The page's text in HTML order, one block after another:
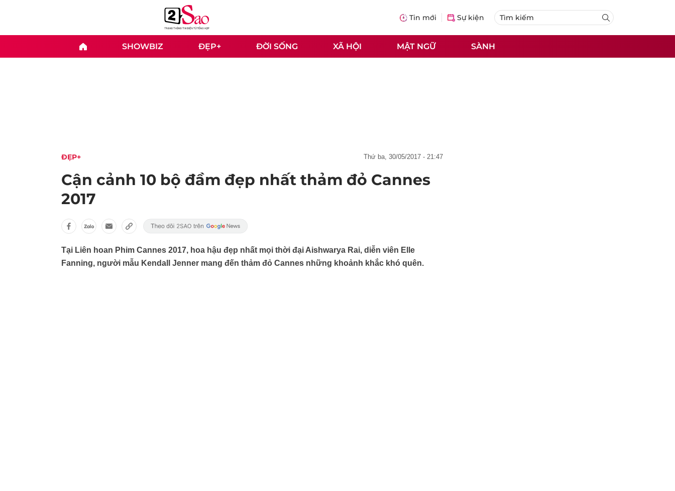
Tin mới Sự kiện
SHOWBIZ ĐẸP+ ĐỜI SỐNG XÃ HỘI MẬT NGỮ SÀNH
ĐẸP+ thứ ba, 30/05/2017 - 21:47
Cận cảnh 10 bộ đầm đẹp nhất thảm đỏ Cannes
2017
Tại Liên hoan Phim Cannes 2017, hoa hậu đẹp nhất mọi thời đại Aishwarya Rai, diễn viên Elle
Fanning, người mẫu Kendall Jenner mang đến thảm đỏ Cannes những khoảnh khắc khó quên.